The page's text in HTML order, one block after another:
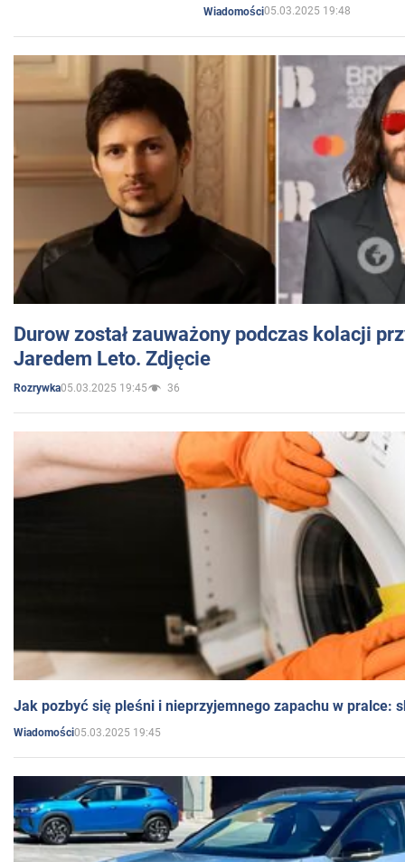
Wiadomości05.03.2025 19:48
Durow został zauważony podczas kolacji
Jaredem Leto. Zdjęcie
Rozrywka05.03.2025 19:45 36
Jak pozbyć się pleśni i nieprzyjemnego zapachu w pralce:
Wiadomości05.03.2025 19:45